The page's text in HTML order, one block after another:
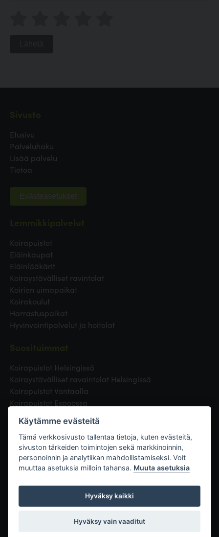
Etusivu
Palveluhaku
Lisää palvelu
Tietoa
Evästeasetukset
Koirapuistot
Eläinkaupat
Eläinlääkärit
Koiraystävälliset ravintolat
Koirien uimapaikat
Koirakoulut
Harrastuspaikat
Hyvinvointipalvelut ja hoitolat
Koirapuistot Helsingissä
Koiraystävälliset ravaintolat Helsingissä
Koirapuistot Vantaalla
Koirapuistot Espoossa
Eläinlääkäri Helsingissä
Koirapuistot Tampereella
Linkit
Käytämme evästeitä
Tämä verkkosivusto tallentaa tietoja, kuten evästeitä,
sivuston tärkeiden toimintojen sekä markkinoinnin,
personoinnin ja analytiikan mahdollistamiseksi. Voit
muuttaa asetuksia milloin tahansa. Muuta asetuksia
Hyväksy kaikki
Hyväksy vain vaaditut